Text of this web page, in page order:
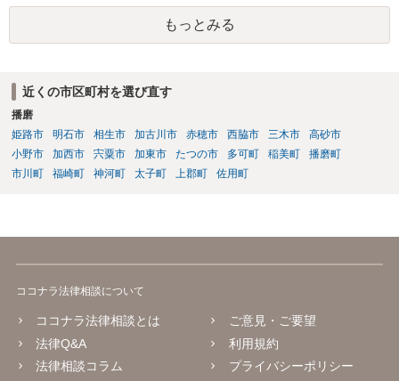
もっとみる
近くの市区町村を選び直す
播磨
姫路市
明石市 相生市 加古川市 赤穂市 西脇市 三木市
高砂市
小野市
加西市 宍粟市 加東市 たつの市 多可町 稲美町
播磨町
市川町
福崎町 神河町 太子町 上郡町 佐用町
ココナラ法律相談について
ココナラ法律相談とは
法律Q&A
法律相談コラム
ご意見・ご要望
利用規約
プライバシーポリシー